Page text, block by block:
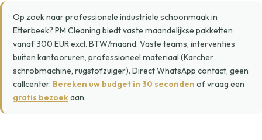
Op zoek naar professionele industriele schoonmaak in
Etterbeek? PM Cleaning biedt vaste maandelijkse pakketten
vanaf 300 EUR excl. BTW/maand. Vaste teams, interventies
buiten kantooruren, professioneel materiaal (Karcher
schrobmachine, rugstofzuiger). Direct WhatsApp contact, geen
callcenter. Bereken uw budget in 30 seconden of vraag een
gratis bezoekaan.